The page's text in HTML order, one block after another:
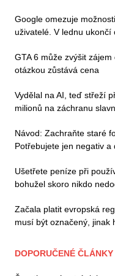
Google omezuje
uživatelé. V lednu
GTA 6 může zvýšit
otázkou zůstává cena
Vydělal na AI, teď střeží
milionů na záchranu
Návod: Zachraňte staré
Potřebujete jen negativ a
Ušetřete peníze při
bohužel skoro nikdo
Začala platit evropská
musí být označený, jinak
DOPORUČENÉ ČLÁNKY